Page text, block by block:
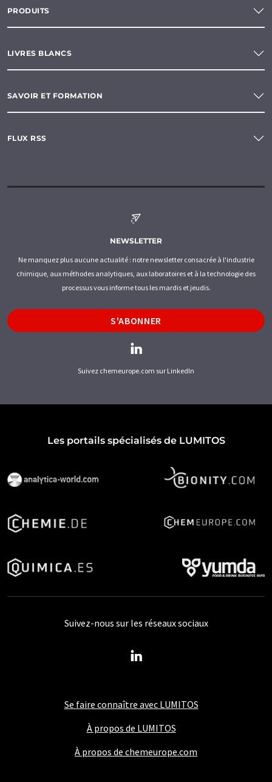
PRODUITS
LIVRES BLANCS
SAVOIR ET FORMATION
FLUX RSS
NEWSLETTER
Ne manquez plus aucune actualité : notre newsletter consacrée à l'industrie
chimique, aux méthodes analytiques, aux laboratoires et à la technologie des
processus vous informe tous les mardis et jeudis.
S'ABONNER
Suivez chemeurope.com sur LinkedIn
Les portails spécialisés de LUMITOS
Se faire connaître avec LUMITOS
À propos de LUMITOS
À propos de chemeurope.com
Suivez-nous sur les réseaux sociaux